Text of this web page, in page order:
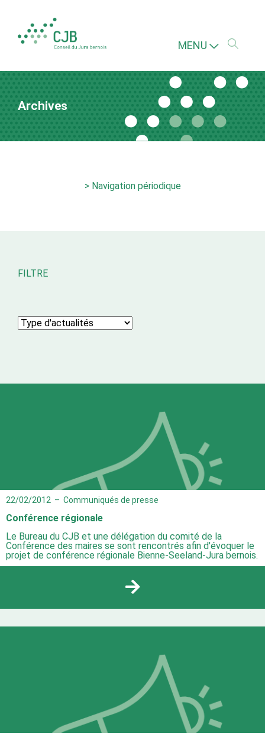
MENU
Archives
> Navigation périodique
FILTRE
22/02/2012 – Communiqués de presse
Conférence régionale
Le Bureau du CJB et une délégation du comité de la
Conférence des maires se sont rencontrés afin d'évoquer le
projet de conférence régionale Bienne-Seeland-Jura bernois.